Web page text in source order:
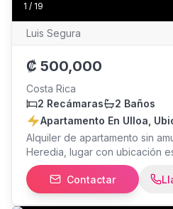
1 / 19
Luis Segura
₡ 500,000
Costa Rica
2 Recámaras
2 Baños
Apartamento En Ulloa,
Alquiler de apartamento sin
Heredia, lugar con ubicación
aquellas personas que
Lagunilla Heredia, Uruca, etc.
primer piso: Amenidades de
Contactar